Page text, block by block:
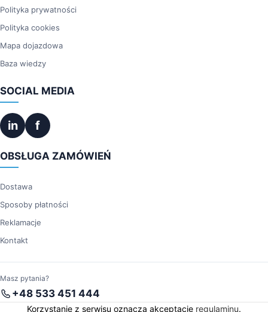
Polityka prywatności
Polityka cookies
Mapa dojazdowa
Baza wiedzy
SOCIAL MEDIA
in f
OBSŁUGA ZAMÓWIEŃ
Dostawa
Sposoby płatności
Reklamacje
Kontakt
Masz pytania?
+48 533 451 444
Korzystanie z serwisu oznacza akceptację regulaminu.